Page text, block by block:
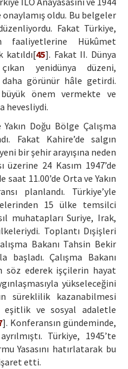
oldu. Bu belgeler
Fakat Türkiye,
faaliyetlerine Hükûmet
45]. Fakat II. Dünya
yenidünya düzeni,
görünür hâle getirdi.
önem vermekte ve
hevesliydi.
Doğu Bölge Çalışma
Fakat Kahire’de salgın
bir şehir arayışına neden
24 Kasım 1947’de
saat 11.00’de Orta ve Yakın
planlandı. Türkiye’yle
15 ülke temsilci
muhatapları Suriye, Irak,
Toplantı Dışişleri
Bakanı Tahsin Bekir
başladı. Çalışma Bakanı
söz ederek işçilerin hayat
yükseleceğini
süreklilik kazanabilmesi
eşitlik ve sosyal adaletle
]. Konferansın gündeminde,
Türkiye, 1945’te
Yasasını hatırlatarak bu
etti.